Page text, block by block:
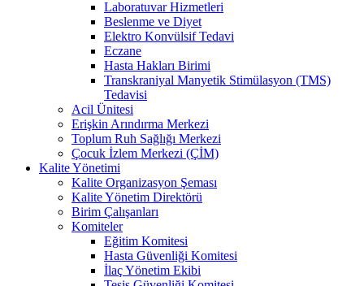
Laboratuvar Hizmetleri
Beslenme ve Diyet
Elektro Konvülsif Tedavi
Eczane
Hasta Hakları Birimi
Transkraniyal Manyetik Stimülasyon (TMS)
Tedavisi
Acil Ünitesi
Erişkin Arındırma Merkezi
Toplum Ruh Sağlığı Merkezi
Çocuk İzlem Merkezi (ÇİM)
Kalite Yönetimi
Kalite Organizasyon Şeması
Kalite Yönetim Direktörü
Birim Çalışanları
Komiteler
Eğitim Komitesi
Hasta Güvenliği Komitesi
İlaç Yönetim Ekibi